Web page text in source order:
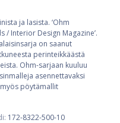
ja lasista. ‘Ohm
/ Interior Design Magazine’.
on saanut
perinteikkäästä
Ohm-sarjaan kuuluu
asennettavaksi
pöytämallit
172-8322-500-10